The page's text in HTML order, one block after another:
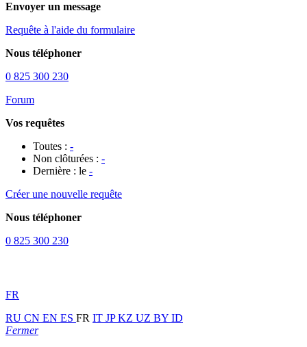
Envoyer un message
Requête à l'aide du formulaire
Nous téléphoner
0 825 300 230
Forum
Vos requêtes
Toutes : -
Non clôturées : -
Dernière : le -
Créer une nouvelle requête
Nous téléphoner
0 825 300 230
FR
RU CN EN ES FR IT JPKZ UZ BY ID
Fermer